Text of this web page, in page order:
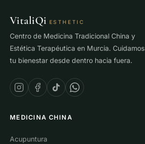
VitaliQi ESTHETIC
Centro de Medicina Tradicional China y
Estética Terapéutica en Murcia. Cuidamos
tu bienestar desde dentro hacia fuera.
MEDICINA CHINA
Acupuntura